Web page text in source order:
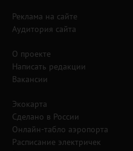
Реклама на сайте
Аудитория сайта
О проекте
Написать редакции
Вакансии
Экокарта
Сделано в России
Онлайн-табло аэропорта
Расписание электричек